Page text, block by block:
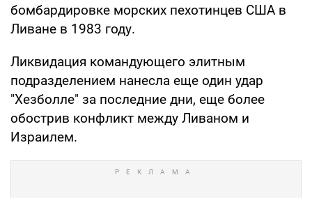
бомбардировке морских пехотинцев США в
Ливане в 1983 году.
Ликвидация командующего элитным
подразделением нанесла еще один удар
"Хезболле" за последние дни, еще более
обострив конфликт между Ливаном и
Израилем.